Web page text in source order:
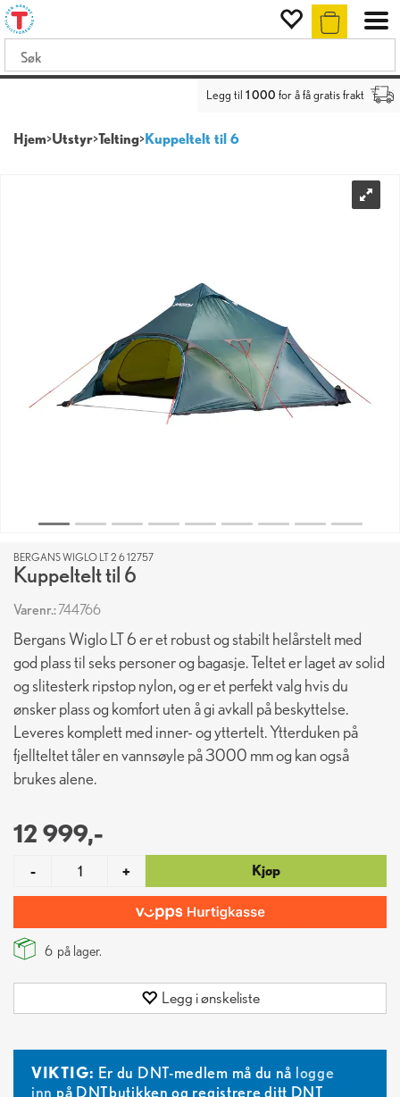
Legg til 1 000 for å få gratis frakt
Hjem>Utstyr>Telting>Kuppeltelt til 6
BERGANS WIGLO LT 2 6 12757
Kuppeltelt til 6
Varenr.:744766
Bergans Wiglo LT 6 er et robust og stabilt helårstelt med
god plass til seks personer og bagasje. Teltet er laget av solid
og slitesterk ripstop nylon, og er et perfekt valg hvis du
ønsker plass og komfort uten å gi avkall på beskyttelse.
Leveres komplett med inner- og yttertelt. Ytterduken på
fjellteltet tåler en vannsøyle på 3000 mm og kan også
brukes alene.
12 999,-
- + Kjøp
6 på lager.
Legg i ønskeliste
VIKTIG: Er du DNT-medlem må du nå logge
inn på DNTbutikken og registrere ditt DNT